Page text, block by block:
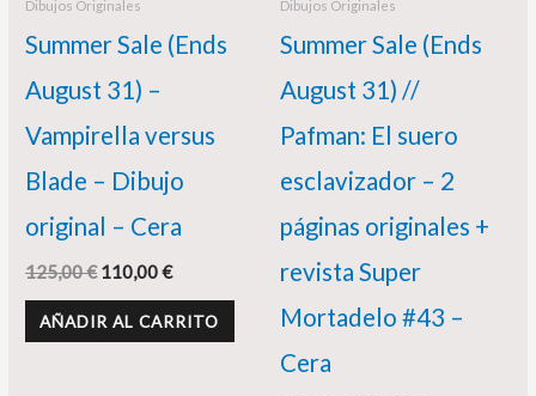
Dibujos Originales
Summer Sale (Ends
August 31) –
Vampirella versus
Blade – Dibujo
original – Cera
125,00€ 110,00€
AÑADIR AL CARRITO
Dibujos Originales
Summer Sale (Ends
August 31) //
Pafman: El suero
esclavizador – 2
páginas originales +
revista Super
Mortadelo #43 –
Cera